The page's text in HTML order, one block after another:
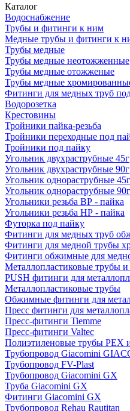
Каталог
Водоснабжение
Трубы и фитинги к ним
Медные трубы и фитинги к
Трубы медные
Трубы медные неотожженные
Трубы медные отожженые
Трубы медные
Фитинги для медных труб
Водорозетка
Крестовины
Тройники пайка-резьба
Тройники переходные под
Тройники под пайку
Угольник двухраструбные
Угольник двухраструбные
Угольник однораструбные
Угольник однораструбные
Угольники резьба ВР - пайка
Угольники резьба НР - пайка
Футорка под пайку
Фитинги для медных труб
Фитинги для медной трубы
Фитинги обжимные для
Металлопластиковые трубы
PUSH фитинги для
Металлопластиковые трубы
Обжимные фитинги для
Пресс фитинги для
Пресс-фитинги Tiemme
Пресс-фитинги Valtec
Полиэтиленовые трубы PEX
Трубопровод Giacomini
Трубопровод FV-Plast
Трубопровод Giacomini GX
Труба Giacomini GX
Фитинги Giacomini GX
Трубопровод Rehau Rautitan